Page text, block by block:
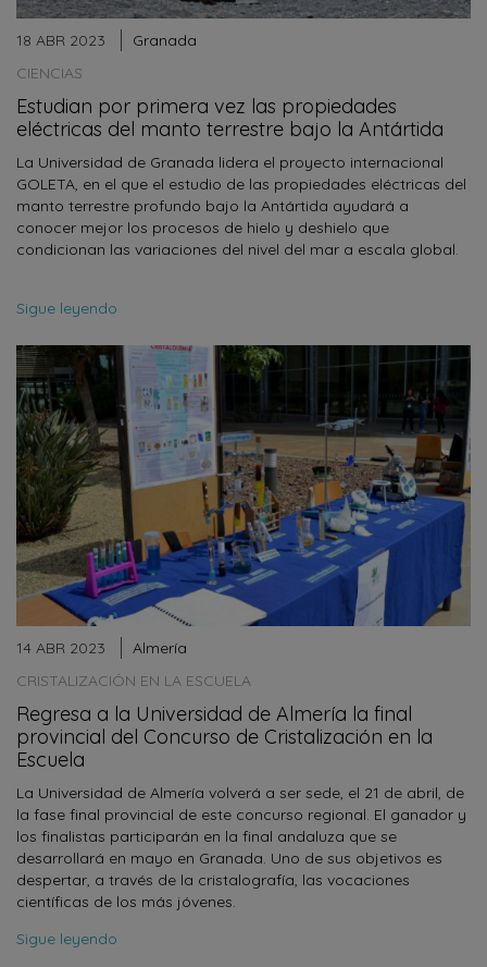
18 ABR 2023
Granada
CIENCIAS
Estudian por primera vez las propiedades
eléctricas del manto terrestre bajo la Antártida
La Universidad de Granada lidera el proyecto internacional
GOLETA, en el que el estudio de las propiedades eléctricas del
manto terrestre profundo bajo la Antártida ayudará a
conocer mejor los procesos de hielo y deshielo que
condicionan las variaciones del nivel del mar a escala global.
Sigue leyendo
14 ABR 2023
Almería
CRISTALIZACIÓN EN LA ESCUELA
Regresa a la Universidad de Almería la final
provincial del Concurso de Cristalización en la
Escuela
La Universidad de Almería volverá a ser sede, el 21 de abril, de
la fase final provincial de este concurso regional. El ganador y
los finalistas participarán en la final andaluza que se
desarrollará en mayo en Granada. Uno de sus objetivos es
despertar, a través de la cristalografía, las vocaciones
científicas de los más jóvenes.
Sigue leyendo